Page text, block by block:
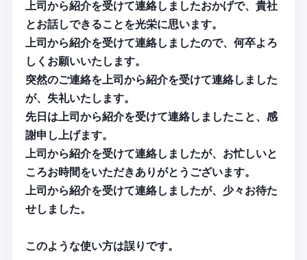
上司から紹介を受けて連絡しましたおかげで、貴社
とお話しできることを光栄に思います。
上司から紹介を受けて連絡しましたので、何卒よろ
しくお願いいたします。
突然のご連絡を上司から紹介を受けて連絡しました
が、失礼いたします。
先日は上司から紹介を受けて連絡しましたこと、感
謝申し上げます。
上司から紹介を受けて連絡しましたが、お忙しいと
ころお時間をいただきありがとうございます。
上司から紹介を受けて連絡しましたが、少々お待た
せしました。
このような使い方は誤りです。